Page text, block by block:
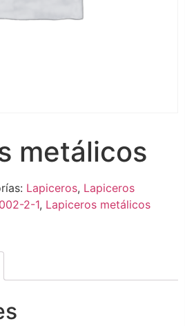
metálicos
Lapiceros, Lapiceros
2-1, Lapiceros metálicos